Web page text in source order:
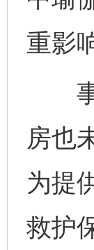
重影
事
房也
为提
救护